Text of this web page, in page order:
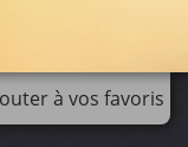
à vos favoris